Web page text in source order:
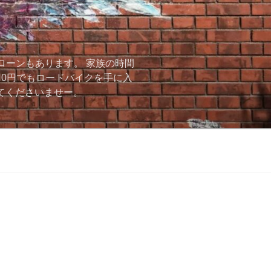
ーンもあります。 家族の時間
円でもロードバイクを手に入
くださいませー。